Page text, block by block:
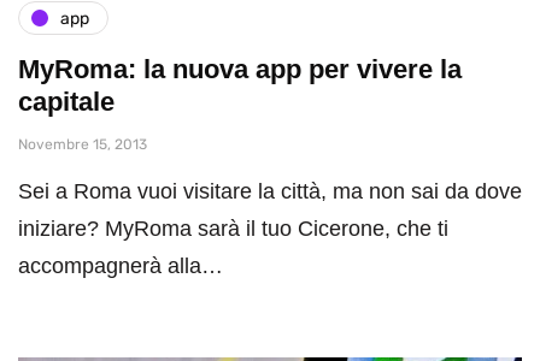
app
MyRoma: la nuova app per vivere la
capitale
Novembre 15, 2013
Sei a Roma vuoi visitare la città, ma non sai da dove
iniziare? MyRoma sarà il tuo Cicerone, che ti
accompagnerà alla…